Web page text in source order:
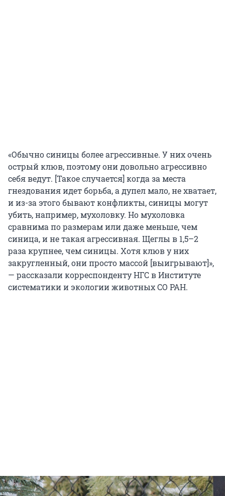
«Обычно синицы более агрессивные. У них очень
острый клюв, поэтому они довольно агрессивно
себя ведут. [Такое случается] когда за места
гнездования идет борьба, а дупел мало, не хватает,
и из-за этого бывают конфликты, синицы могут
убить, например, мухоловку. Но мухоловка
сравнима по размерам или даже меньше, чем
синица, и не такая агрессивная. Щеглы в 1,5–2
раза крупнее, чем синицы. Хотя клюв у них
закругленный, они просто массой [выигрывают]»,
— рассказали корреспонденту НГС в Институте
систематики и экологии животных СО РАН.